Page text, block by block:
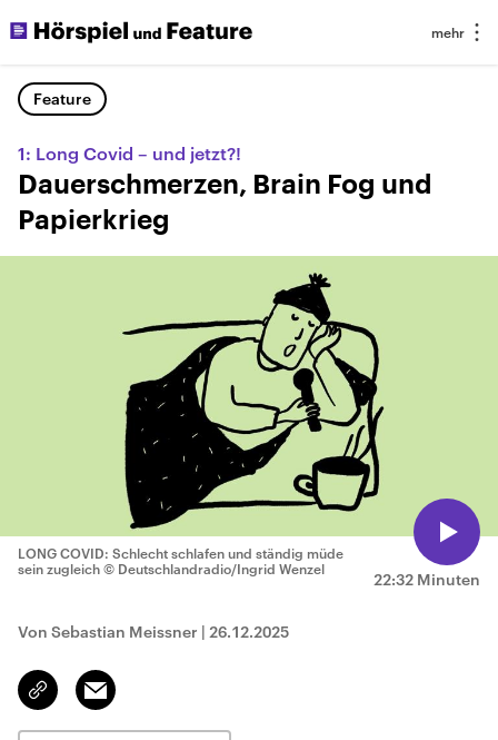
Feature
1: Long Covid – und jetzt?!
Dauerschmerzen, Brain Fog und
Papierkrieg
22:32 Minuten
LONG COVID: Schlecht schlafen und ständig müde
sein zugleich © Deutschlandradio/Ingrid Wenzel
Von Sebastian Meissner | 26.12.2025
Link
kopieren/teilen
Email